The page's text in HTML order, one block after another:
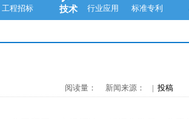
工程招标 技术
行业应用
标准专利
阅读量： 新闻来源： | 投稿